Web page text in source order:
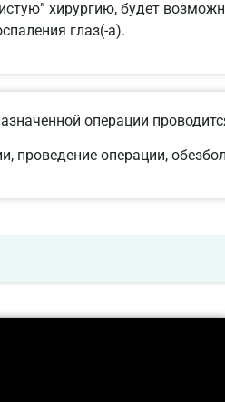
хирургию, будет
глаз(-а).
операции
проведение операции,